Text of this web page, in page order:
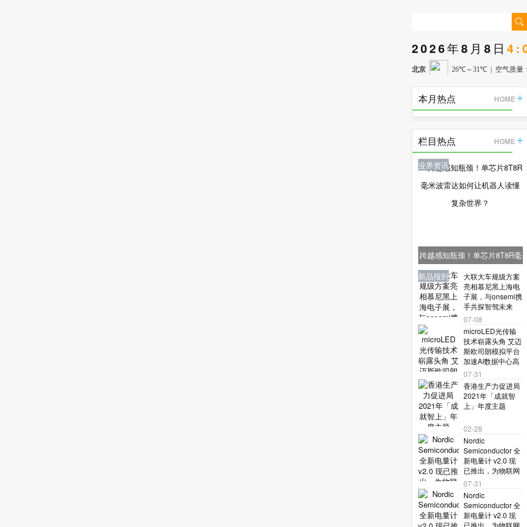
2026年8月8日
本月热点 HOME
栏目热点 HOME
业界资讯
跨越感知瓶颈！单芯片8T8R毫
米波雷达如何让机器人读懂复
杂世界？
业界资讯
大联大车规级方案
亮相慕尼黑上海电
子展，与onsemi携
手共探智驾未来
07-08
业界资讯
microLED光传输
技术崭露头角 艾迈
斯欧司朗模拟平台
加速AI数据中心高
速互连设计
07-31
业界资讯
香港生产力促进局
2021年「成就智
上」年度主题
02-28
新品报到
Nordic
Semiconductor 全
新电量计 v2.0 现
已推出，为物联网
设备提供先进电池
07-31
新品报到
Nordic
Semiconductor 全
新电量计 v2.0 现
已推出，为物联网